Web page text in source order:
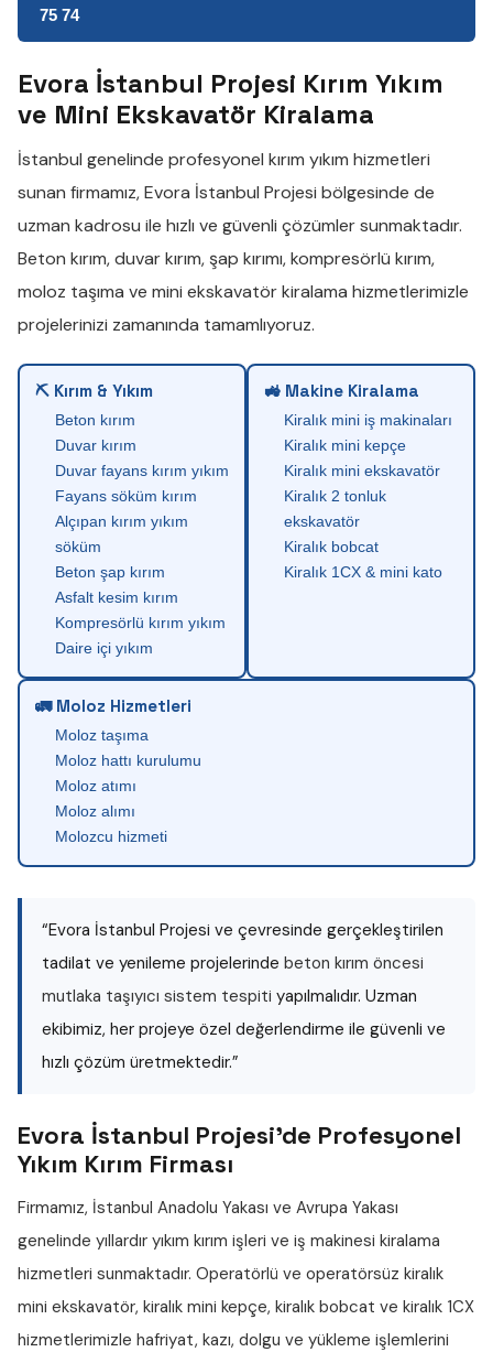
75 74
Evora İstanbul Projesi Kırım Yıkım
ve Mini Ekskavatör Kiralama
İstanbul genelinde profesyonel kırım yıkım hizmetleri
sunan firmamız,Evora İstanbul Projesi bölgesinde de
uzman kadrosu ile hızlı ve güvenli çözümler sunmaktadır.
Beton kırım,duvar kırım,şap kırımı,kompresörlü kırım,
moloz taşıma ve mini ekskavatör kiralama hizmetlerimizle
projelerinizi zamanında tamamlıyoruz.
⛏ Kırım & Yıkım
Beton kırım
Duvar kırım
Duvar fayans kırım yıkım
Fayans söküm kırım
Alçıpan kırım yıkım
söküm
Beton şap kırım
Asfalt kesim kırım
Kompresörlü kırım yıkım
Daire içi yıkım
🚜 Makine Kiralama
Kiralık mini iş makinaları
Kiralık mini kepçe
Kiralık mini ekskavatör
Kiralık 2 tonluk
ekskavatör
Kiralık bobcat
Kiralık 1CX & mini kato
🚛 Moloz Hizmetleri
Moloz taşıma
Moloz hattı kurulumu
Moloz atımı
Moloz alımı
Molozcu hizmeti
“Evora İstanbul Projesi ve çevresinde gerçekleştirilen
tadilat ve yenileme projelerinde beton kırım öncesi
mutlaka taşıyıcı sistem tespiti yapılmalıdır. Uzman
ekibimiz, her projeye özel değerlendirme ile güvenli ve
hızlı çözüm üretmektedir.”
Evora İstanbul Projesi'de Profesyonel
Yıkım Kırım Firması
Firmamız, İstanbul Anadolu Yakası ve Avrupa Yakası
genelinde yıllardır yıkım kırım işleri ve iş makinesi kiralama
hizmetleri sunmaktadır. Operatörlü ve operatörsüz kiralık
mini ekskavatör, kiralık mini kepçe, kiralık bobcat ve kiralık 1CX
hizmetlerimizle hafriyat, kazı, dolgu ve yükleme işlemlerini